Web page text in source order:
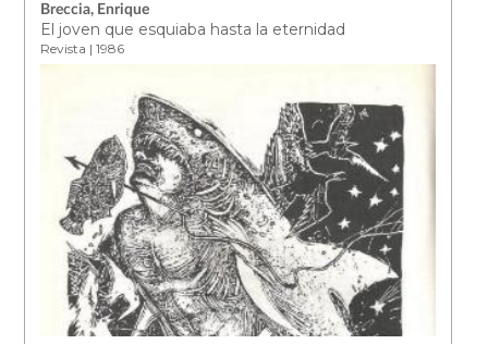
Breccia, Enrique
El joven que esquiaba hasta la eternidad
Revista | 1986